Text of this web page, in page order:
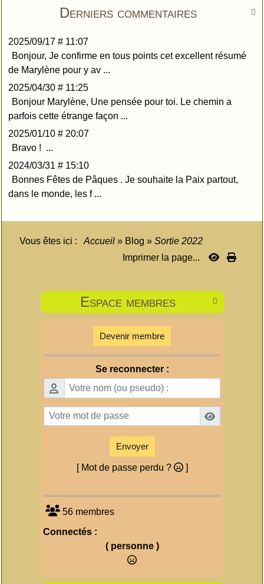

Derniers commentaires
2025/09/17 # 11:07
Bonjour, Je confirme en tous points cet excellent résumé
de Marylène pour y av ...
2025/04/30 # 11:25
Bonjour Marylène, Une pensée pour toi. Le chemin a
parfois cette étrange façon ...
2025/01/10 # 20:07
Bravo ! ...
2024/03/31 # 15:10
Bonnes Fêtes de Pâques . Je souhaite la Paix partout,
dans le monde, les f ...
Vous êtes ici : Accueil » Blog » Sortie 2022
Imprimer la page...

Espace membres
Devenir membre
Se reconnecter :
Envoyer
[ Mot de passe perdu ? ]
56 membres
Connectés :
( personne )